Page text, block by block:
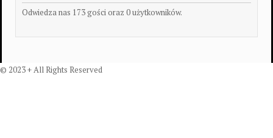
Odwiedza nas 173 gości oraz 0 użytkowników.
© 2023 + All Rights Reserved